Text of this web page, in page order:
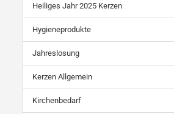
Heiliges Jahr 2025 Kerzen
Hygieneprodukte
Jahreslosung
Kerzen Allgemein
Kirchenbedarf